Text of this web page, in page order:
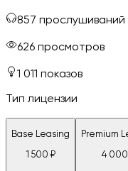
857 прослушиваний
626 просмотров
1 011 показов
Тип лицензии
Base Leasing
1 500 ₽
Premium
4 000